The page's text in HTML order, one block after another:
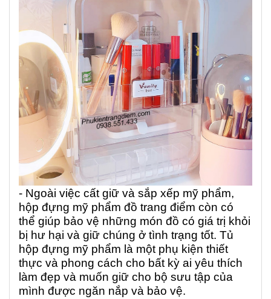
- Ngoài việc cất giữ và sắp xếp mỹ phẩm,
hộp đựng mỹ phẩm đồ trang điểm còn có
thể giúp bảo vệ những món đồ có giá trị khỏi
bị hư hại và giữ chúng ở tình trạng tốt. Tủ
hộp đựng mỹ phẩm là một phụ kiện thiết
thực và phong cách cho bất kỳ ai yêu thích
làm đẹp và muốn giữ cho bộ sưu tập của
mình được ngăn nắp và bảo vệ.